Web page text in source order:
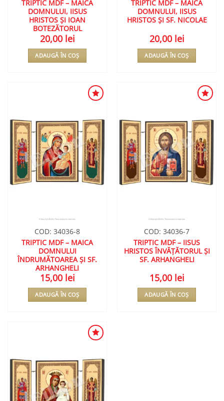
TRIPTIC MDF – MAICA
DOMNULUI, IISUS
HRISTOS ȘI IOAN
BOTEZĂTORUL
20,00 lei
ADAUGĂ ÎN COȘ
TRIPTIC MDF – MAICA
DOMNULUI, IISUS
HRISTOS ȘI SF. NICOLAE
20,00 lei
ADAUGĂ ÎN COȘ
WISHLIST
COD: 34036-8
TRIPTIC MDF – MAICA
DOMNULUI
ÎNDRUMĂTOAREA ȘI SF.
ARHANGHELI
15,00 lei
ADAUGĂ ÎN COȘ
WISHLIST
COD: 34036-7
TRIPTIC MDF – IISUS
HRISTOS ÎNVĂȚĂTORUL ȘI
SF. ARHANGHELI
15,00 lei
ADAUGĂ ÎN COȘ
WISHLIST